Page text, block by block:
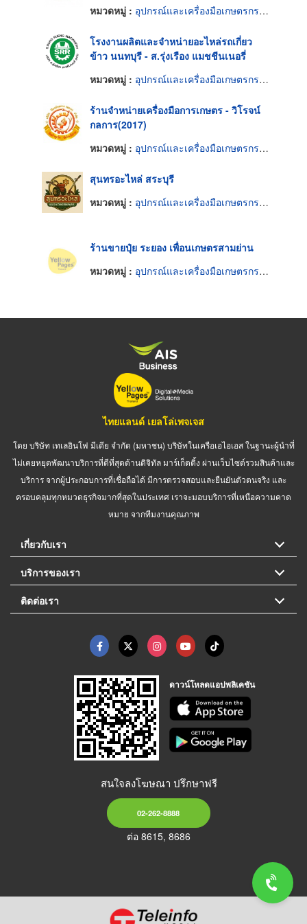
หมวดหมู่ : อุปกรณ์และเครื่องมือเกษตรกรรม
โรงงานผลิตและจำหน่ายอะไหล่รถเกี่ยว
ข้าว นนทบุรี - ส.รุ่งเรือง แมชชีนเนอรี่
หมวดหมู่ : อุปกรณ์และเครื่องมือเกษตรกรรม
ร้านจำหน่ายเครื่องมือการเกษตร - วิโรจน์
กลการ(2017)
หมวดหมู่ : อุปกรณ์และเครื่องมือเกษตรกรรม
สุนทรอะไหล่ สระบุรี
หมวดหมู่ : อุปกรณ์และเครื่องมือเกษตรกรรม
ร้านขายปุ๋ย ระยอง เพื่อนเกษตรสามย่าน
หมวดหมู่ : อุปกรณ์และเครื่องมือเกษตรกรรม
ไทยแลนด์ เยลโล่เพจเจส
โดย บริษัท เทเลอินโฟ มีเดีย จำกัด (มหาชน) บริษัทในเครือเอไอเอส ในฐานะผู้นำที่
ไม่เคยหยุดพัฒนาบริการที่ดีที่สุดด้านดิจิทัล มาร์เก็ตติ้ง ผ่านเว็บไซต์รวมสินค้าและ
บริการ จากผู้ประกอบการที่เชื่อถือได้ มีการตรวจสอบและยืนยันตัวตนจริง และ
ครอบคลุมทุกหมวดธุรกิจมากที่สุดในประเทศ เราจะมอบบริการที่เหนือความคาด
หมาย จากทีมงานคุณภาพ
เกี่ยวกับเรา
บริการของเรา
ติดต่อเรา
ดาวน์โหลดแอปพลิเคชัน
สนใจลงโฆษณา ปรึกษาฟรี
02-262-8888
ต่อ 8615, 8686